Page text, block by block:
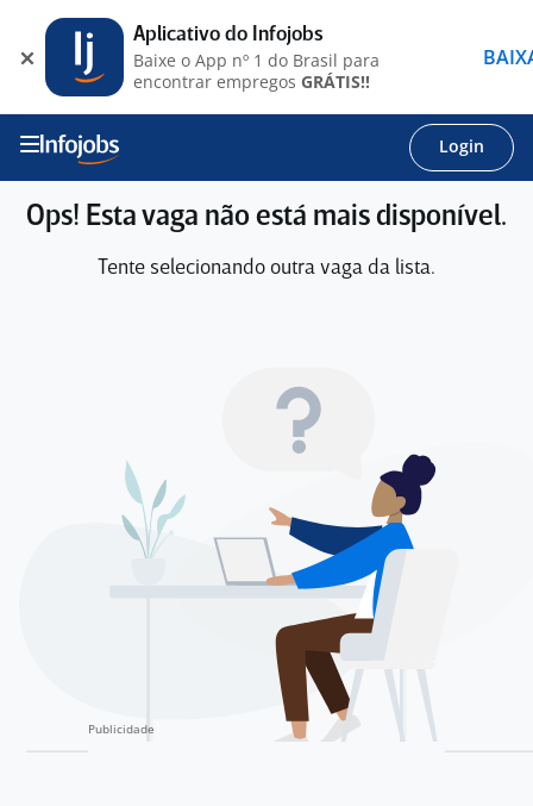
Login
Ops! Esta vaga não está mais disponível.
Tente selecionando outra vaga da lista.
Aplicativo do Infojobs
Baixe o App nº 1 do Brasil para
encontrar empregos GRÁTIS!!